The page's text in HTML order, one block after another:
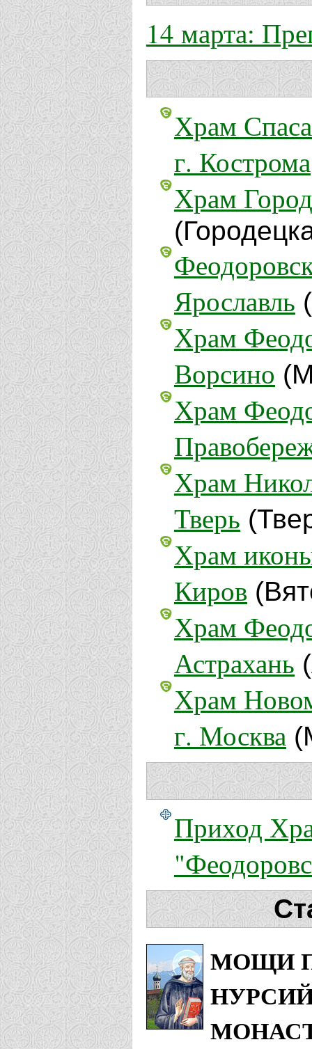
14 марта:
Храм
г. Кострома
Храм
Ярославль
Храм
Ворсино
Храм
Храм
Тверь
Храм
Киров
Храм
Астрахань
Храм
г. Москва
Приход
МОЩИ